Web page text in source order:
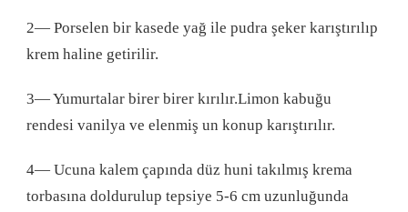
2— Porselen bir kasede yağ ile pudra şeker karıştırılıp
krem haline getirilir.
3— Yumurtalar birer birer kırılır.Limon kabuğu
rendesi vanilya ve elenmiş un konup karıştırılır.
4— Ucuna kalem çapında düz huni takılmış krema
torbasına doldurulup tepsiye 5-6 cm uzunluğunda